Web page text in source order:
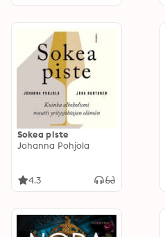
Sokea piste
Johanna Pohjola
4.3